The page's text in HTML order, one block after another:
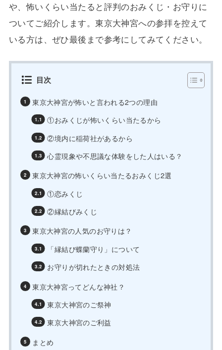
や、怖いくらい当たると評判のおみくじ・お守りに
ついてご紹介します。東京大神宮への参拝を控えて
いる方は、ぜひ最後まで参考にしてみてください。
目次
東京大神宮が怖いと言われる2つの理由
①おみくじが怖いくらい当たるから
②境内に稲荷社があるから
心霊現象や不思議な体験をした人はいる？
東京大神宮の怖いくらい当たるおみくじ2選
①恋みくじ
②縁結びみくじ
東京大神宮の人気のお守りは？
「縁結び蝶蘭守り」について
お守りが切れたときの対処法
東京大神宮ってどんな神社？
東京大神宮のご祭神
東京大神宮のご利益
まとめ